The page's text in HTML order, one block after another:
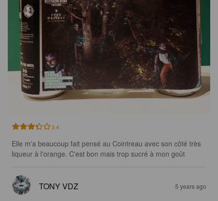
3.4
Elle m'a beaucoup fait pensé au Cointreau avec son côté très
liqueur à l'orange. C'est bon mais trop sucré à mon goût
TONY VDZ 5 years ago